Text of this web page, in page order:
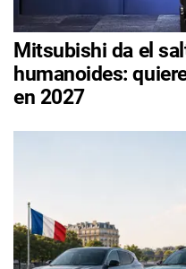
Mitsubishi da el
humanoides:
en 2027